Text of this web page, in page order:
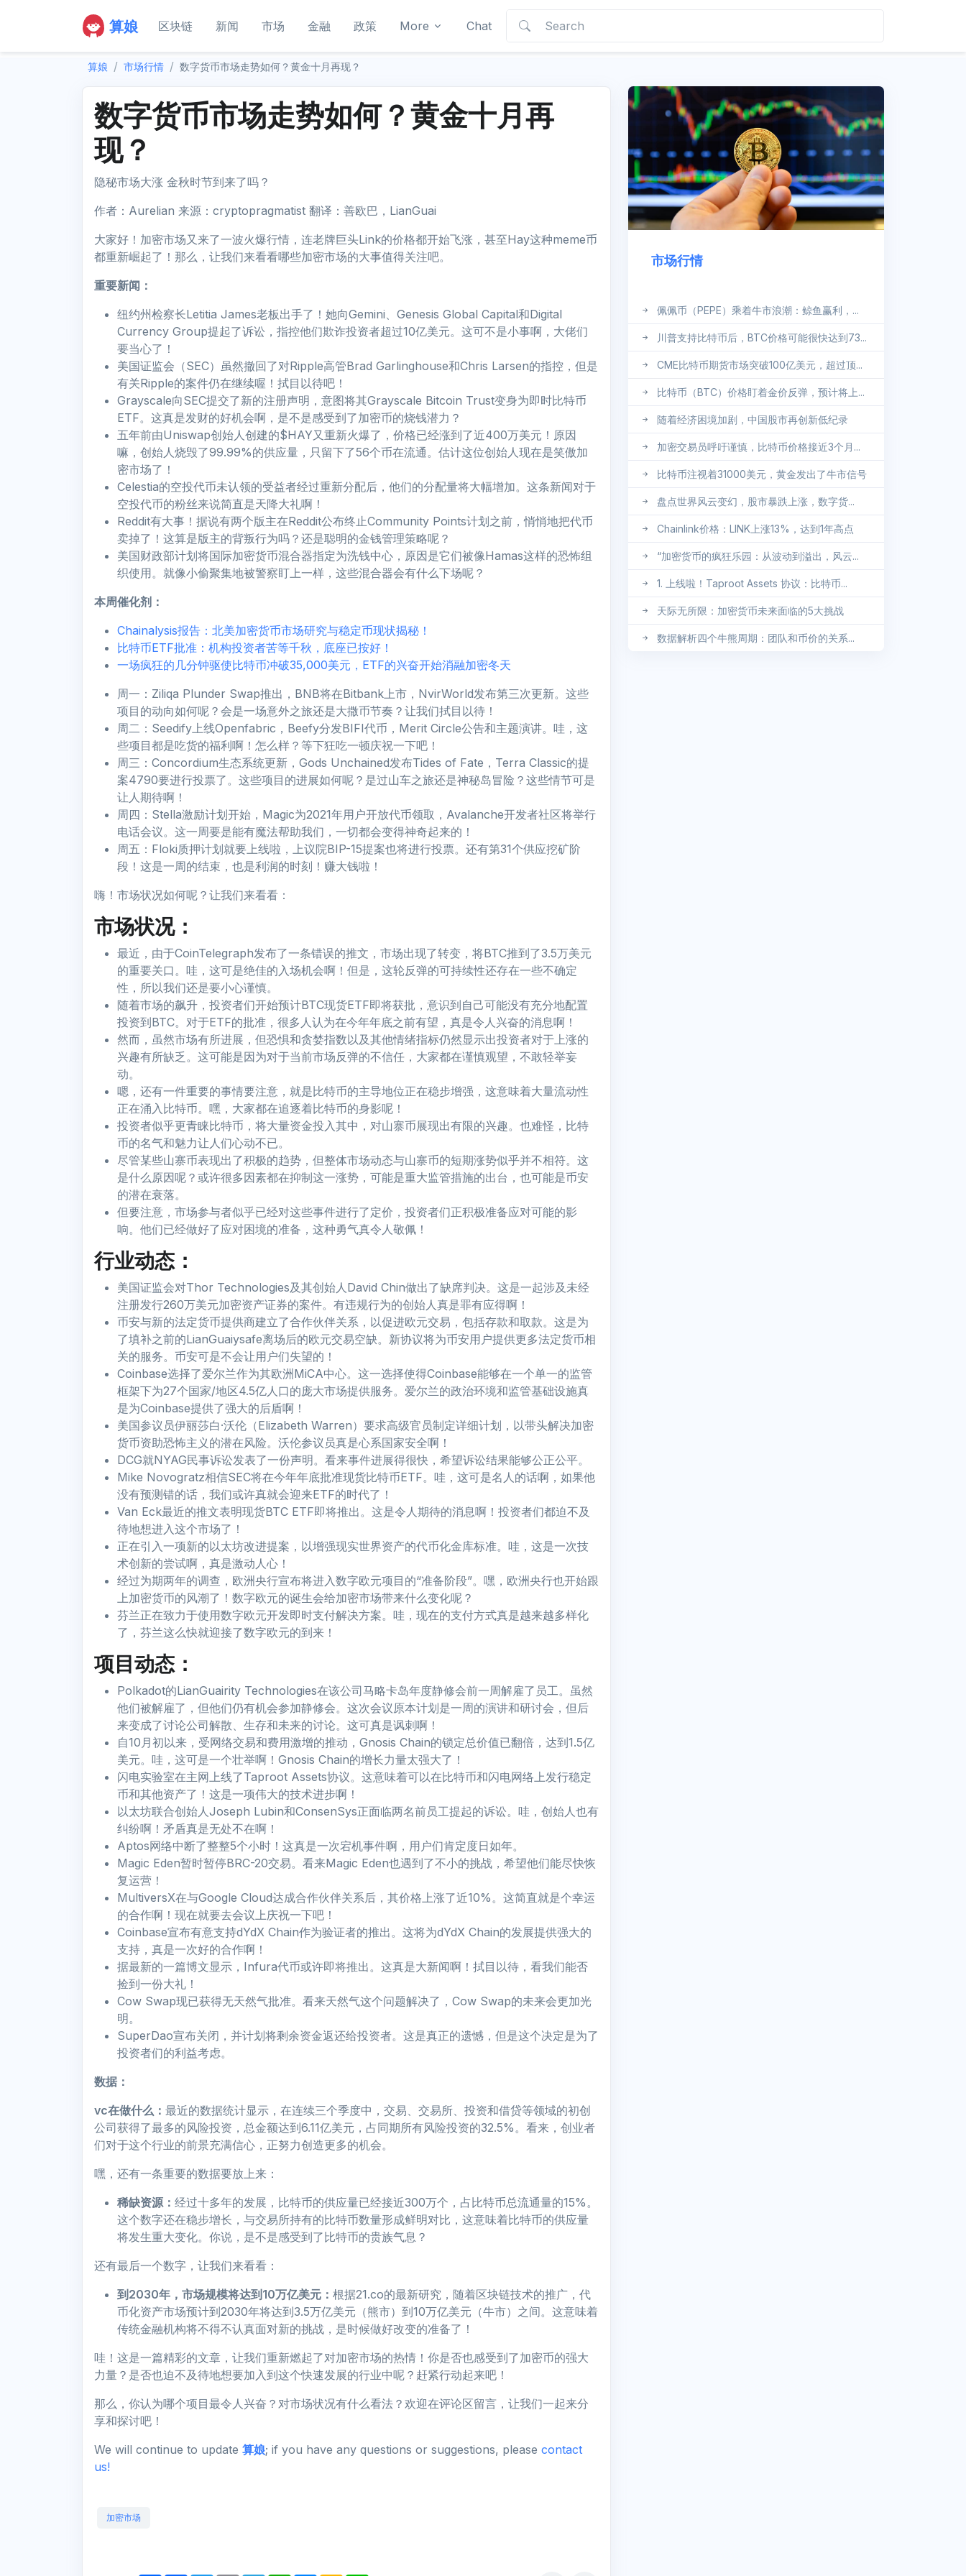
算娘 区块链 新闻 市场 金融 政策 More Chat
算娘 市场行情 数字货币市场走势如何？黄金十月再现？
数字货币市场走势如何？黄金十月再
现？
隐秘市场大涨 金秋时节到来了吗？
作者：Aurelian 来源：cryptopragmatist 翻译：善欧巴，LianGuai
大家好！加密市场又来了一波火爆行情，连老牌巨头Link的价格都开始飞涨，甚至Hay这种meme币
都重新崛起了！那么，让我们来看看哪些加密市场的大事值得关注吧。
重要新闻：
纽约州检察长Letitia James老板出手了！她向Gemini、Genesis Global Capital和Digital
Currency Group提起了诉讼，指控他们欺诈投资者超过10亿美元。这可不是小事啊，大佬们
要当心了！
美国证监会（SEC）虽然撤回了对Ripple高管Brad Garlinghouse和Chris Larsen的指控，但是
有关Ripple的案件仍在继续喔！拭目以待吧！
Grayscale向SEC提交了新的注册声明，意图将其Grayscale Bitcoin Trust变身为即时比特币
ETF。这真是发财的好机会啊，是不是感受到了加密币的烧钱潜力？
五年前由Uniswap创始人创建的$HAY又重新火爆了，价格已经涨到了近400万美元！原因
嘛，创始人烧毁了99.99%的供应量，只留下了56个币在流通。估计这位创始人现在是笑傲加
密市场了！
Celestia的空投代币未认领的受益者经过重新分配后，他们的分配量将大幅增加。这条新闻对于
空投代币的粉丝来说简直是天降大礼啊！
Reddit有大事！据说有两个版主在Reddit公布终止Community Points计划之前，悄悄地把代币
卖掉了！这算是版主的背叛行为吗？还是聪明的金钱管理策略呢？
美国财政部计划将国际加密货币混合器指定为洗钱中心，原因是它们被像Hamas这样的恐怖组
织使用。就像小偷聚集地被警察盯上一样，这些混合器会有什么下场呢？
本周催化剂：
Chainalysis报告：北美加密货币市场研究与稳定币现状揭秘！
比特币ETF批准：机构投资者苦等千秋，底座已按好！
一场疯狂的几分钟驱使比特币冲破35,000美元，ETF的兴奋开始消融加密冬天
周一：Ziliqa Plunder Swap推出，BNB将在Bitbank上市，NvirWorld发布第三次更新。这些
项目的动向如何呢？会是一场意外之旅还是大撒币节奏？让我们拭目以待！
周二：Seedify上线Openfabric，Beefy分发BIFI代币，Merit Circle公告和主题演讲。哇，这
些项目都是吃货的福利啊！怎么样？等下狂吃一顿庆祝一下吧！
周三：Concordium生态系统更新，Gods Unchained发布Tides of Fate，Terra Classic的提
案4790要进行投票了。这些项目的进展如何呢？是过山车之旅还是神秘岛冒险？这些情节可是
让人期待啊！
周四：Stella激励计划开始，Magic为2021年用户开放代币领取，Avalanche开发者社区将举行
电话会议。这一周要是能有魔法帮助我们，一切都会变得神奇起来的！
周五：Floki质押计划就要上线啦，上议院BIP-15提案也将进行投票。还有第31个供应挖矿阶
段！这是一周的结束，也是利润的时刻！赚大钱啦！
嗨！市场状况如何呢？让我们来看看：
市场状况：
最近，由于CoinTelegraph发布了一条错误的推文，市场出现了转变，将BTC推到了3.5万美元
的重要关口。哇，这可是绝佳的入场机会啊！但是，这轮反弹的可持续性还存在一些不确定
性，所以我们还是要小心谨慎。
随着市场的飙升，投资者们开始预计BTC现货ETF即将获批，意识到自己可能没有充分地配置
投资到BTC。对于ETF的批准，很多人认为在今年年底之前有望，真是令人兴奋的消息啊！
然而，虽然市场有所进展，但恐惧和贪婪指数以及其他情绪指标仍然显示出投资者对于上涨的
兴趣有所缺乏。这可能是因为对于当前市场反弹的不信任，大家都在谨慎观望，不敢轻举妄
动。
嗯，还有一件重要的事情要注意，就是比特币的主导地位正在稳步增强，这意味着大量流动性
正在涌入比特币。嘿，大家都在追逐着比特币的身影呢！
投资者似乎更青睐比特币，将大量资金投入其中，对山寨币展现出有限的兴趣。也难怪，比特
币的名气和魅力让人们心动不已。
尽管某些山寨币表现出了积极的趋势，但整体市场动态与山寨币的短期涨势似乎并不相符。这
是什么原因呢？或许很多因素都在抑制这一涨势，可能是重大监管措施的出台，也可能是币安
的潜在衰落。
但要注意，市场参与者似乎已经对这些事件进行了定价，投资者们正积极准备应对可能的影
响。他们已经做好了应对困境的准备，这种勇气真令人敬佩！
行业动态：
美国证监会对Thor Technologies及其创始人David Chin做出了缺席判决。这是一起涉及未经
注册发行260万美元加密资产证券的案件。有违规行为的创始人真是罪有应得啊！
币安与新的法定货币提供商建立了合作伙伴关系，以促进欧元交易，包括存款和取款。这是为
了填补之前的LianGuaiysafe离场后的欧元交易空缺。新协议将为币安用户提供更多法定货币相
关的服务。币安可是不会让用户们失望的！
Coinbase选择了爱尔兰作为其欧洲MiCA中心。这一选择使得Coinbase能够在一个单一的监管
框架下为27个国家/地区4.5亿人口的庞大市场提供服务。爱尔兰的政治环境和监管基础设施真
是为Coinbase提供了强大的后盾啊！
美国参议员伊丽莎白·沃伦（Elizabeth Warren）要求高级官员制定详细计划，以带头解决加密
货币资助恐怖主义的潜在风险。沃伦参议员真是心系国家安全啊！
DCG就NYAG民事诉讼发表了一份声明。看来事件进展得很快，希望诉讼结果能够公正公平。
Mike Novogratz相信SEC将在今年年底批准现货比特币ETF。哇，这可是名人的话啊，如果他
没有预测错的话，我们或许真就会迎来ETF的时代了！
Van Eck最近的推文表明现货BTC ETF即将推出。这是令人期待的消息啊！投资者们都迫不及
待地想进入这个市场了！
正在引入一项新的以太坊改进提案，以增强现实世界资产的代币化金库标准。哇，这是一次技
术创新的尝试啊，真是激动人心！
经过为期两年的调查，欧洲央行宣布将进入数字欧元项目的“准备阶段”。嘿，欧洲央行也开始跟
上加密货币的风潮了！数字欧元的诞生会给加密市场带来什么变化呢？
芬兰正在致力于使用数字欧元开发即时支付解决方案。哇，现在的支付方式真是越来越多样化
了，芬兰这么快就迎接了数字欧元的到来！
项目动态：
Polkadot的LianGuairity Technologies在该公司马略卡岛年度静修会前一周解雇了员工。虽然
他们被解雇了，但他们仍有机会参加静修会。这次会议原本计划是一周的演讲和研讨会，但后
来变成了讨论公司解散、生存和未来的讨论。这可真是讽刺啊！
自10月初以来，受网络交易和费用激增的推动，Gnosis Chain的锁定总价值已翻倍，达到1.5亿
美元。哇，这可是一个壮举啊！Gnosis Chain的增长力量太强大了！
闪电实验室在主网上线了Taproot Assets协议。这意味着可以在比特币和闪电网络上发行稳定
币和其他资产了！这是一项伟大的技术进步啊！
以太坊联合创始人Joseph Lubin和ConsenSys正面临两名前员工提起的诉讼。哇，创始人也有
纠纷啊！矛盾真是无处不在啊！
Aptos网络中断了整整5个小时！这真是一次宕机事件啊，用户们肯定度日如年。
Magic Eden暂时暂停BRC-20交易。看来Magic Eden也遇到了不小的挑战，希望他们能尽快恢
复运营！
MultiversX在与Google Cloud达成合作伙伴关系后，其价格上涨了近10%。这简直就是个幸运
的合作啊！现在就要去会议上庆祝一下吧！
Coinbase宣布有意支持dYdX Chain作为验证者的推出。这将为dYdX Chain的发展提供强大的
支持，真是一次好的合作啊！
据最新的一篇博文显示，Infura代币或许即将推出。这真是大新闻啊！拭目以待，看我们能否
捡到一份大礼！
Cow Swap现已获得无天然气批准。看来天然气这个问题解决了，Cow Swap的未来会更加光
明。
SuperDao宣布关闭，并计划将剩余资金返还给投资者。这是真正的遗憾，但是这个决定是为了
投资者们的利益考虑。
数据：
vc在做什么： 最近的数据统计显示，在连续三个季度中，交易、交易所、投资和借贷等领域的初创
公司获得了最多的风险投资，总金额达到6.11亿美元，占同期所有风险投资的32.5%。看来，创业者
们对于这个行业的前景充满信心，正努力创造更多的机会。
嘿，还有一条重要的数据要放上来：
稀缺资源： 经过十多年的发展，比特币的供应量已经接近300万个，占比特币总流通量的15%。
这个数字还在稳步增长，与交易所持有的比特币数量形成鲜明对比，这意味着比特币的供应量
将发生重大变化。你说，是不是感受到了比特币的贵族气息？
还有最后一个数字，让我们来看看：
到2030年，市场规模将达到10万亿美元： 根据21.co的最新研究，随着区块链技术的推广，代
币化资产市场预计到2030年将达到3.5万亿美元（熊市）到10万亿美元（牛市）之间。这意味着
传统金融机构将不得不认真面对新的挑战，是时候做好改变的准备了！
哇！这是一篇精彩的文章，让我们重新燃起了对加密市场的热情！你是否也感受到了加密币的强大
力量？是否也迫不及待地想要加入到这个快速发展的行业中呢？赶紧行动起来吧！
那么，你认为哪个项目最令人兴奋？对市场状况有什么看法？欢迎在评论区留言，让我们一起来分
享和探讨吧！
We will continue to update 算娘; if you have any questions or suggestions, please contact
us!
加密市场
市场行情
佩佩币（PEPE）乘着牛市浪潮：鲸鱼赢利，...
川普支持比特币后，BTC价格可能很快达到73...
CME比特币期货市场突破100亿美元，超过顶...
比特币（BTC）价格盯着金价反弹，预计将上...
随着经济困境加剧，中国股市再创新低纪录
加密交易员呼吁谨慎，比特币价格接近3个月...
比特币注视着31000美元，黄金发出了牛市信号
盘点世界风云变幻，股市暴跌上涨，数字货...
Chainlink价格：LINK上涨13%，达到1年高点
“加密货币的疯狂乐园：从波动到溢出，风云...
1. 上线啦！Taproot Assets 协议：比特币...
天际无所限：加密货币未来面临的5大挑战
数据解析四个牛熊周期：团队和币价的关系...